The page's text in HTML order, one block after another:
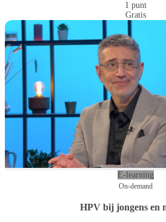
1 punt
Gratis
E-learning
On-demand
HPV bij jongens en